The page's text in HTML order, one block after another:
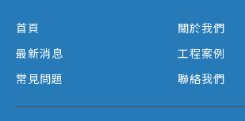
首頁
關於我們
最新消息
工程案例
常見問題
聯絡我們